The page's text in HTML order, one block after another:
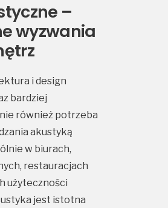
–
wyzwania
i design
bardziej
również potrzeba
akustyką
w biurach,
restauracjach
użyteczności
jest istotna